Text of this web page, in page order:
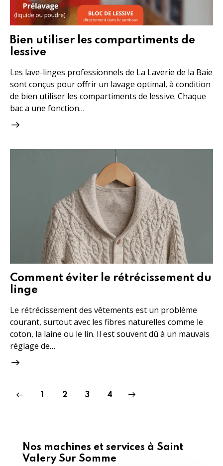
Bien utiliser les compartiments de
lessive
Les lave-linges professionnels de La Laverie de la Baie
sont conçus pour offrir un lavage optimal, à condition
de bien utiliser les compartiments de lessive. Chaque
bac a une fonction…
Comment éviter le rétrécissement du
linge
Le rétrécissement des vêtements est un problème
courant, surtout avec les fibres naturelles comme le
coton, la laine ou le lin. Il est souvent dû à un mauvais
réglage de…
2 3 4
Nos machines et services à Saint
Valery Sur Somme